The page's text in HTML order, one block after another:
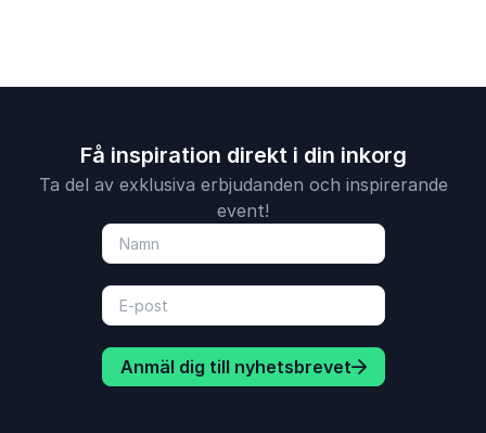
Få inspiration direkt i din inkorg
Ta del av exklusiva erbjudanden och inspirerande
event!
Anmäl dig till nyhetsbrevet